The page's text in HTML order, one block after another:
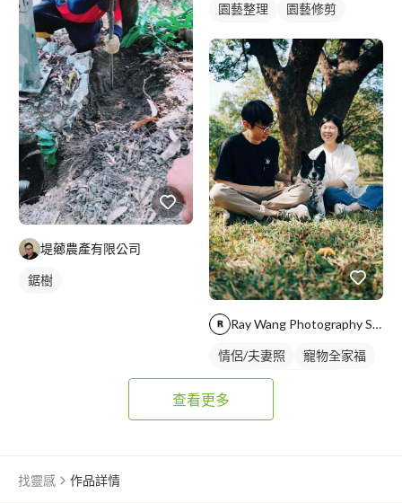
堤薌農產有限公司
鋸樹
園藝整理 園藝修剪
Ray Wang Photography Studio
情侶/夫妻照
寵物全家福
情侶照
外拍
查看更多
找靈感 作品詳情